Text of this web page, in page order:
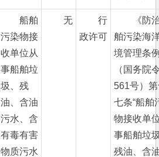
船舶
污染物接
收单位从
事船舶垃
圾、残
油、含油
污水、含
有毒有害
物质污水
无
行
政许可
《防
舶污染海
境管理条
（国务院
561号）
七条“船舶
物接收单
事船舶垃
残油、含